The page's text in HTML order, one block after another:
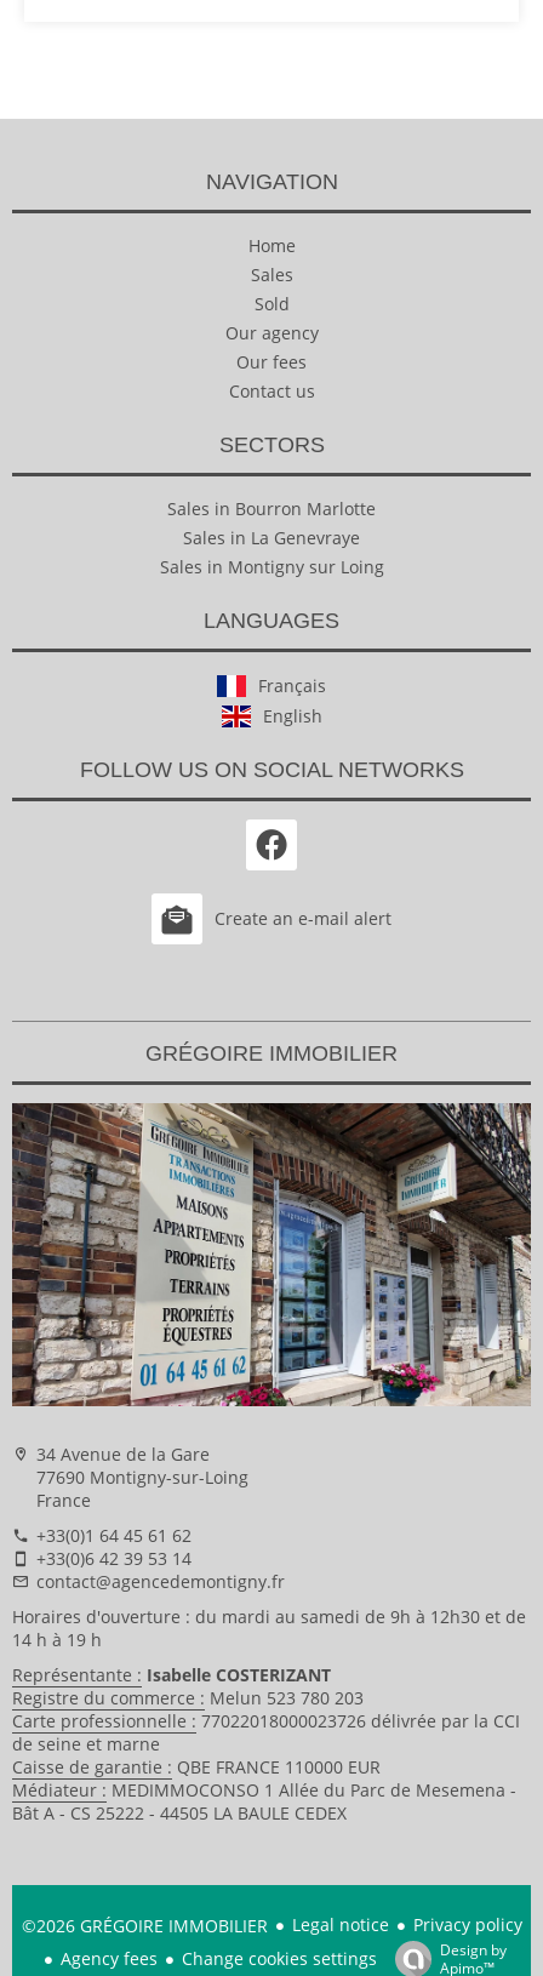
NAVIGATION
Home
Sales
Sold
Our agency
Our fees
Contact us
SECTORS
Sales in Bourron Marlotte
Sales in La Genevraye
Sales in Montigny sur Loing
LANGUAGES
Français
English
FOLLOW US ON SOCIAL NETWORKS
Create an e-mail alert
GRÉGOIRE IMMOBILIER
34 Avenue de la Gare
77690 Montigny-sur-Loing
France
+33(0)1 64 45 61 62
+33(0)6 42 39 53 14
contact@agencedemontigny.fr
Horaires d'ouverture : du mardi au samedi de 9h à 12h30 et de
14 h à 19 h
Représentante : Isabelle COSTERIZANT
Registre du commerce : Melun 523 780 203
Carte professionnelle : 77022018000023726 délivrée par la CCI
de seine et marne
Caisse de garantie : QBE FRANCE 110000 EUR
Médiateur : MEDIMMOCONSO 1 Allée du Parc de Mesemena -
Bât A - CS 25222 - 44505 LA BAULE CEDEX
©2026 GRÉGOIRE IMMOBILIER Legal notice
Privacy policy
Agency fees
Change cookies settings
Design by
Apimo™